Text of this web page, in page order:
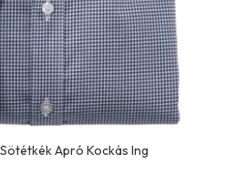
Apró Kockás Ing